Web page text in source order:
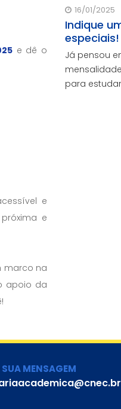
e dê o
e
e
marco na
apoio da
educação
16/01/2025
Indique
especiais!
Já pensou
para
SUA MENSAGEM